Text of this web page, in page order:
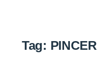
Tag: PINCER